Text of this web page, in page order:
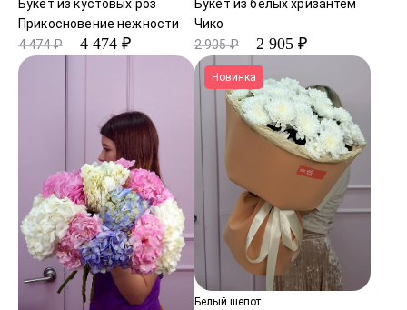
Букет из кустовых роз
Прикосновение нежности
4 474 ₽
4 474 ₽
Букет из белых хризантем
Чико
2 905 ₽
2 905 ₽
Новинка
Белый шепот